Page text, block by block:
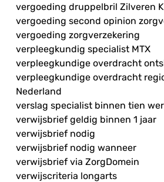
vergoeding druppelbril Zilveren
vergoeding second opinion
vergoeding zorgverzekering
verpleegkundig specialist MTX
verpleegkundige overdracht
verpleegkundige overdracht
Nederland
verslag specialist binnen tien
verwijsbrief geldig binnen 1 jaar
verwijsbrief nodig
verwijsbrief nodig wanneer
verwijsbrief via ZorgDomein
verwijscriteria longarts